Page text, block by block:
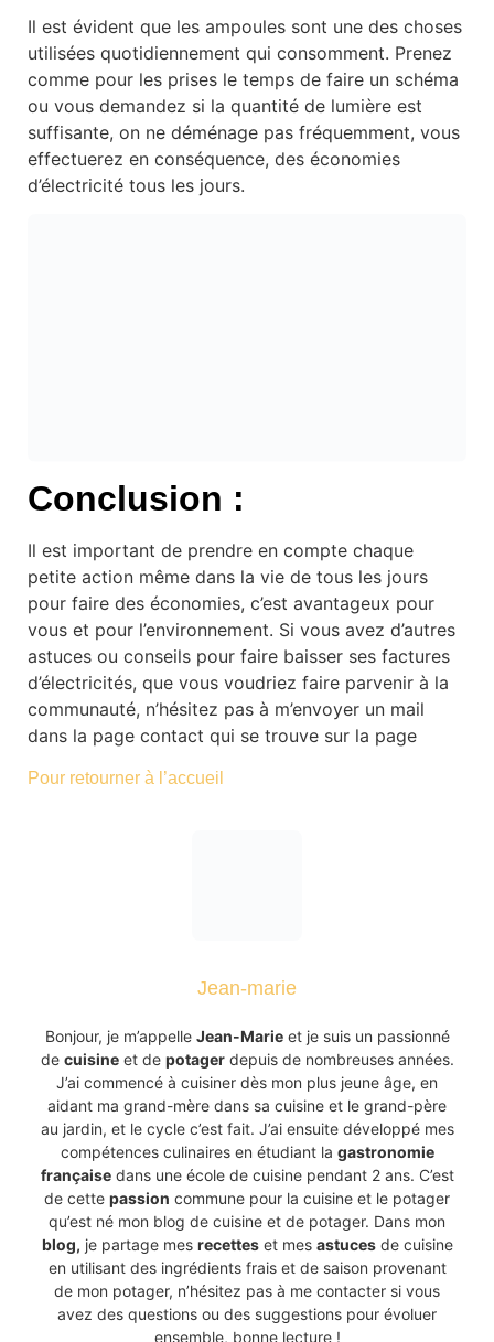
Il est évident que les ampoules sont une des choses
utilisées quotidiennement qui consomment. Prenez
comme pour les prises le temps de faire un schéma
ou vous demandez si la quantité de lumière est
suffisante, on ne déménage pas fréquemment, vous
effectuerez en conséquence, des économies
d’électricité tous les jours.
Conclusion :
Il est important de prendre en compte chaque
petite action même dans la vie de tous les jours
pour faire des économies, c’est avantageux pour
vous et pour l’environnement. Si vous avez d’autres
astuces ou conseils pour faire baisser ses factures
d’électricités, que vous voudriez faire parvenir à la
communauté, n’hésitez pas à m’envoyer un mail
dans la page contact qui se trouve sur la page
Pour retourner à l’accueil
Jean-marie
Bonjour, je m’appelle Jean-Marieet je suis un passionné
de cuisineet de potagerdepuis de nombreuses années.
J’ai commencé à cuisiner dès mon plus jeune âge, en
aidant ma grand-mère dans sa cuisine et le grand-père
au jardin, et le cycle c’est fait. J’ai ensuite développé mes
compétences culinaires en étudiant la gastronomie
françaisedans une école de cuisine pendant 2 ans. C’est
de cette passion commune pour la cuisine et le potager
qu’est né mon blog de cuisine et de potager. Dans mon
blog, je partage mes recetteset mes astucesde cuisine
en utilisant des ingrédients frais et de saison provenant
de mon potager, n’hésitez pas à me contacter si vous
avez des questions ou des suggestions pour évoluer
ensemble, bonne lecture !